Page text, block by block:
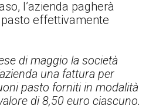
l’azienda pagherà
effettivamente
di maggio la società
una fattura per
pasto forniti in modalità
di 8,50 euro ciascuno.